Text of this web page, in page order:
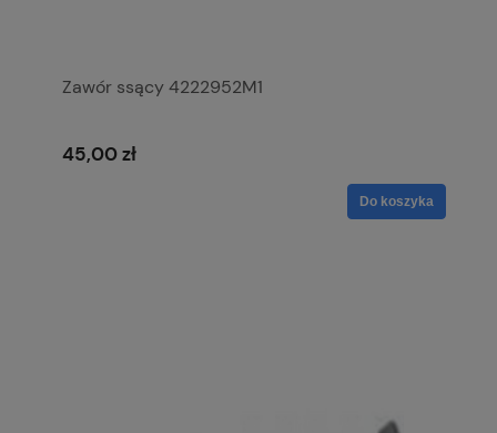
Zawór ssący 4222952M1
45,00 zł
Do koszyka